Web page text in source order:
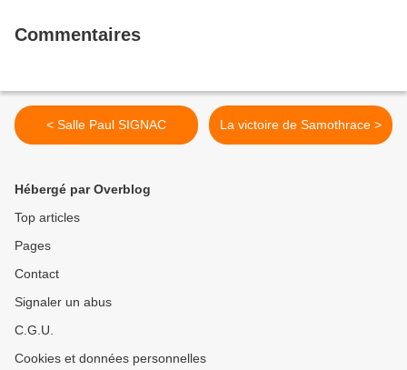
Commentaires
< Salle Paul SIGNAC La victoire de Samothrace >
Hébergé par Overblog
Top articles
Pages
Contact
Signaler un abus
C.G.U.
Cookies et données personnelles